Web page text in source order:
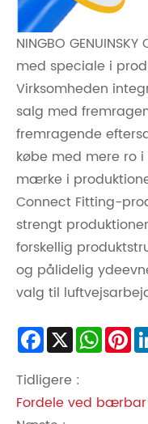
NINGBO
med speciale i
Virksomheden
salg med
fremragende
købe med mere ro
mærke i
Connect Fitting-
strengt
forskellig
og pålidelig
valg til
Facebook
X
Tidligere :
Fordele ved bærbar